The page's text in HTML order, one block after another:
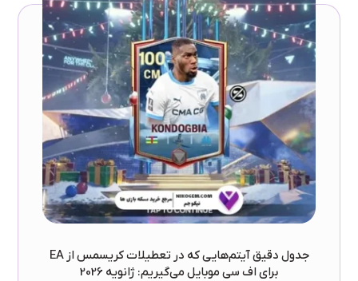
جدول دقیق آیتم‌هایی که در تعطیلات کریسمس از EA
برای اف سی موبایل می‌گیریم: ژانویه 2026